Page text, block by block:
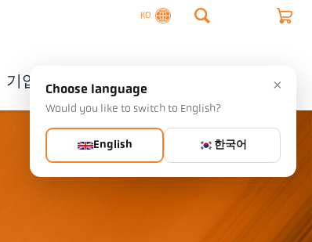
KO
기업 ×
Choose language
Would you like to switch to English?
English 한국어